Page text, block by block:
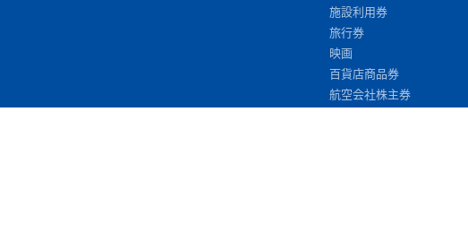
施設利用券
旅行券
映画
百貨店商品券
航空会社株主券